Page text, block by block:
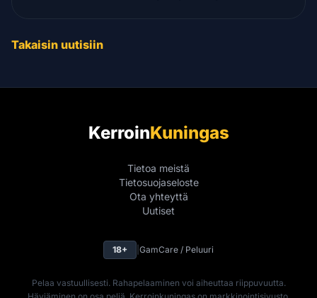
Takaisin uutisiin
KerroinKuningas
Tietoa meistä
Tietosuojaseloste
Ota yhteyttä
Uutiset
18+ GamCare / Peluuri
Pelaa vastuullisesti. Rahapelaaminen voi aiheuttaa riippuvuutta.